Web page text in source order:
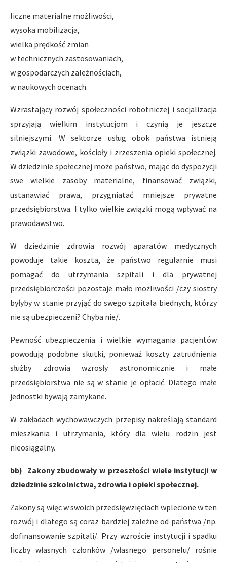
liczne materialne możliwości,
wysoka mobilizacja,
wielka prędkość zmian
w technicznych zastosowaniach,
w gospodarczych zależnościach,
w naukowych ocenach.
Wzrastający rozwój społeczności robotniczej i socjalizacja
sprzyjają wielkim instytucjom i czynią je jeszcze
silniejszymi. W sektorze usług obok państwa istnieją
związki zawodowe, kościoły i zrzeszenia opieki społecznej.
W dziedzinie społecznej może państwo, mając do dyspozycji
swe wielkie zasoby materialne, finansować związki,
ustanawiać prawa, przygniatać mniejsze prywatne
przedsiębiorstwa. I tylko wielkie związki mogą wpływać na
prawodawstwo.
W dziedzinie zdrowia rozwój aparatów medycznych
powoduje takie koszta, że państwo regularnie musi
pomagać do utrzymania szpitali i dla prywatnej
przedsiębiorczości pozostaje mało możliwości /czy siostry
byłyby w stanie przyjąć do swego szpitala biednych, którzy
nie są ubezpieczeni? Chyba nie/.
Pewność ubezpieczenia i wielkie wymagania pacjentów
powodują podobne skutki, ponieważ koszty zatrudnienia
służby zdrowia wzrosły astronomicznie i małe
przedsiębiorstwa nie są w stanie je opłacić. Dlatego małe
jednostki bywają zamykane.
W zakładach wychowawczych przepisy nakreślają standard
mieszkania i utrzymania, który dla wielu rodzin jest
nieosiągalny.
bb) Zakony zbudowały w przeszłości wiele instytucji w
dziedzinie szkolnictwa, zdrowia i opieki społecznej.
Zakony są więc w swoich przedsięwzięciach wplecione w ten
rozwój i dlatego są coraz bardziej zależne od państwa /np.
dofinansowanie szpitali/. Przy wzroście instytucji i spadku
liczby własnych członków /własnego personelu/ rośnie